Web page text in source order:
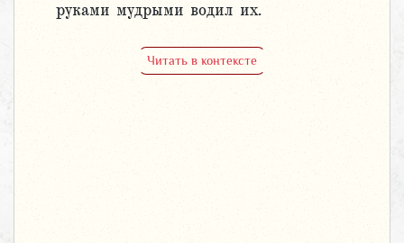
руками мудрыми водил их.
Читать в контексте